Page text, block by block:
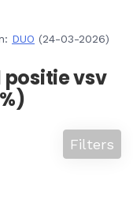
DUO (24-03-2026)
vsv
Filters